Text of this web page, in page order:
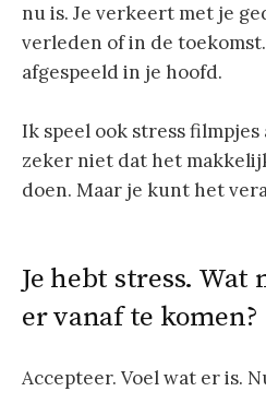
nu is. Je verkeert met je
verleden of in de
afgespeeld in je hoofd.
Ik speel ook stress
zeker niet dat het
doen. Maar je kunt het
Je hebt stress. Wat
er vanaf te komen?
Accepteer. Voel wat er is.